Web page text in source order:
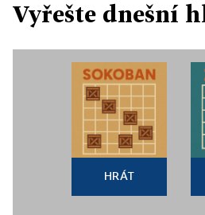
Vyřešte dnešní
HRÁT